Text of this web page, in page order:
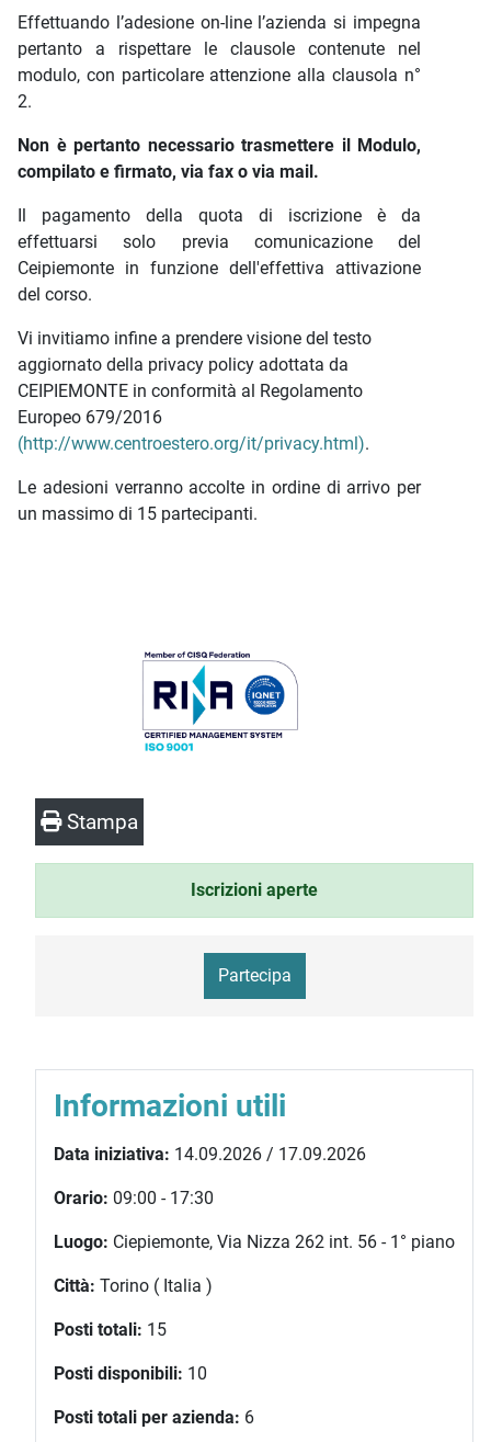
Effettuando l’adesione on-line l’azienda si impegna
pertanto a rispettare le clausole contenute nel
modulo, con particolare attenzione alla clausola n°
2.
Non è pertanto necessario trasmettere il Modulo,
compilato e firmato, via fax o via mail.
Il pagamento della quota di iscrizione è da
effettuarsi solo previa comunicazione del
Ceipiemonte in funzione dell'effettiva attivazione
del corso.
Vi invitiamo infine a prendere visione del testo
aggiornato della privacy policy adottata da
CEIPIEMONTE in conformità al Regolamento
Europeo 679/2016
(http://www.centroestero.org/it/privacy.html).
Le adesioni verranno accolte in ordine di arrivo per
un massimo di 15 partecipanti.
Stampa
Iscrizioni aperte
Partecipa
Informazioni utili
Data iniziativa: 14.09.2026 / 17.09.2026
Orario: 09:00 - 17:30
Luogo: Ciepiemonte, Via Nizza 262 int. 56 - 1° piano
Città: Torino ( Italia )
Posti totali: 15
Posti disponibili: 10
Posti totali per azienda: 6